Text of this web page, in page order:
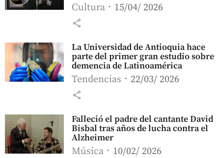
Cultura 15/04/ 2026
share
La Universidad de Antioquia hace
parte del primer gran estudio sobre
demencia de Latinoamérica
Tendencias 22/03/ 2026
share
Falleció el padre del cantante David
Bisbal tras años de lucha contra el
Alzheimer
Música 10/02/ 2026